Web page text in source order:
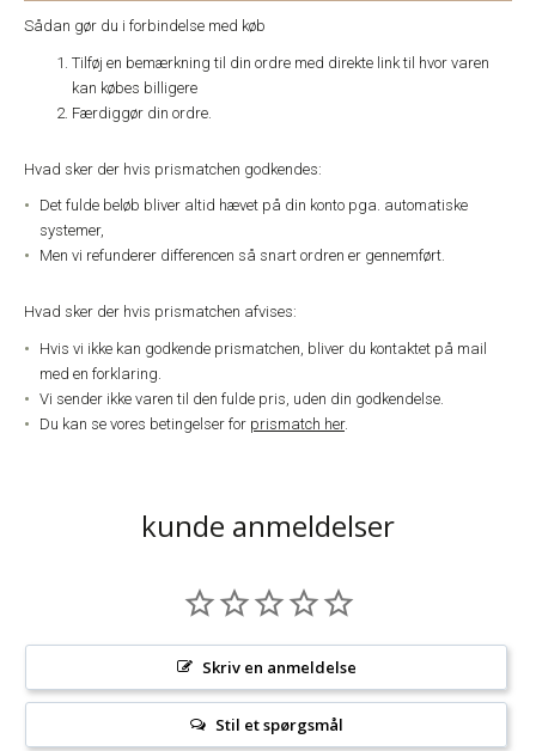
Sådan gør du i forbindelse med køb
Tilføj en bemærkning til din ordre med direkte link til hvor varen
kan købes billigere
Færdiggør din ordre.
Hvad sker der hvis prismatchen godkendes:
Det fulde beløb bliver altid hævet på din konto pga. automatiske
systemer,
Men vi refunderer differencen så snart ordren er gennemført.
Hvad sker der hvis prismatchen afvises:
Hvis vi ikke kan godkende prismatchen, bliver du kontaktet på mail
med en forklaring.
Vi sender ikke varen til den fulde pris, uden din godkendelse.
Du kan se vores betingelser for prismatch her.
kunde anmeldelser
Skriv en anmeldelse
Stil et spørgsmål